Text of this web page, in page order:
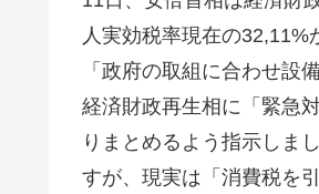
人実効税率現在の
「政府の取組に合わせ設
経済財政再生相に「緊急
りまとめるよう指示しま
すが、現実は「消費税を